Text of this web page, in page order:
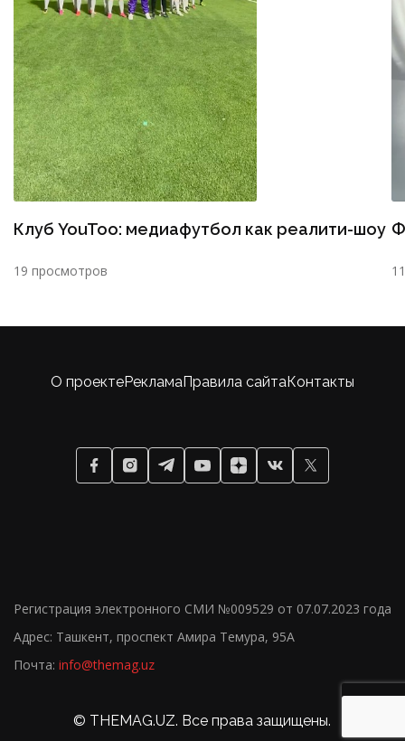
Клуб YouToo: медиафутбол как реалити-шоу
19 просмотров
Регистрация электронного СМИ №009529 от 07.07.2023 года
Адрес: Ташкент, проспект Амира Темура, 95А
Почта: info@themag.uz
О проектеРекламаПравила сайтаКонтакты
© THEMAG.UZ. Все права защищены.